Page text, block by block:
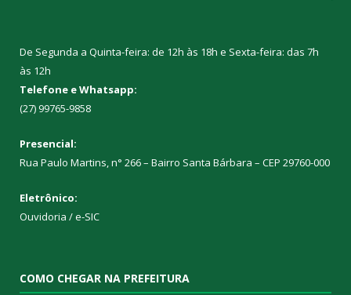
De Segunda a Quinta-feira: de 12h às 18h e Sexta-feira: das 7h
às 12h
Telefone e Whatsapp:
(27) 99765-9858
Presencial:
Rua Paulo Martins, n° 266 – Bairro Santa Bárbara – CEP 29760-000
Eletrônico:
Ouvidoria /e-SIC
COMO CHEGAR NA PREFEITURA